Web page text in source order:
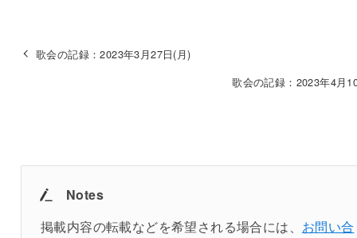
歌会の記録：2023年3月27日(月)
歌会の記録：2023年4月
Notes
掲載内容の転載などを希望される場合には、 お問い合